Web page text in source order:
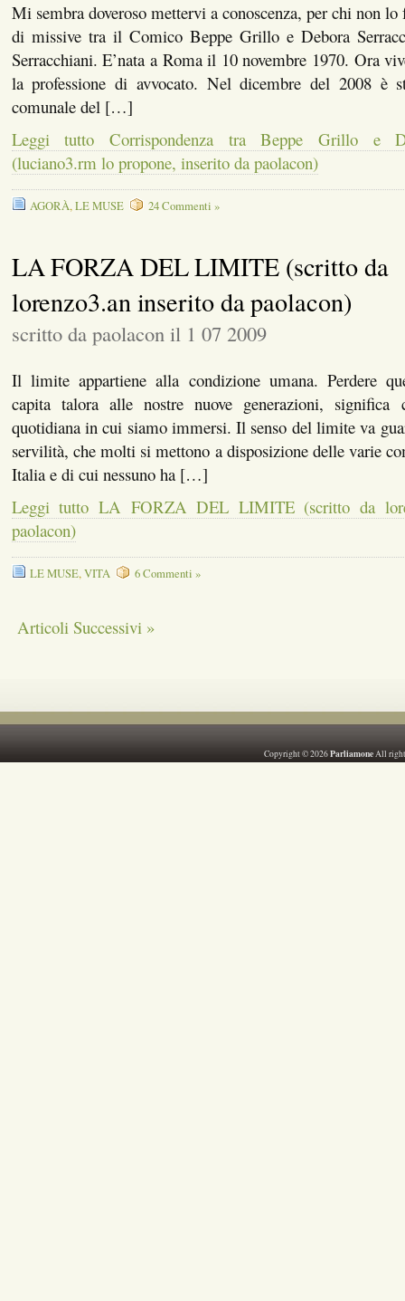
Mi sembra doveroso mettervi a conoscenza, per chi non lo
di missive tra il Comico Beppe Grillo e Debora
Serracchiani. E’nata a Roma il 10 novembre 1970. Ora
la professione di avvocato. Nel dicembre del 2008 è
comunale del […]
Leggi tutto Corrispondenza tra Beppe Grillo e
(luciano3.rm lo propone, inserito da paolacon)
AGORÀ,LE MUSE 24 Commenti »
LA FORZA DEL LIMITE (scritto da
lorenzo3.an inserito da paolacon)
scritto da paolacon il 1 07 2009
Il limite appartiene alla condizione umana. Perdere
capita talora alle nostre nuove generazioni, significa
quotidiana in cui siamo immersi. Il senso del limite va
servilità, che molti si mettono a disposizione delle varie
Italia e di cui nessuno ha […]
Leggi tutto LA FORZA DEL LIMITE (scritto da
paolacon)
LE MUSE,VITA 6 Commenti »
Articoli Successivi »
Copyright © 2026ParliamoneAll